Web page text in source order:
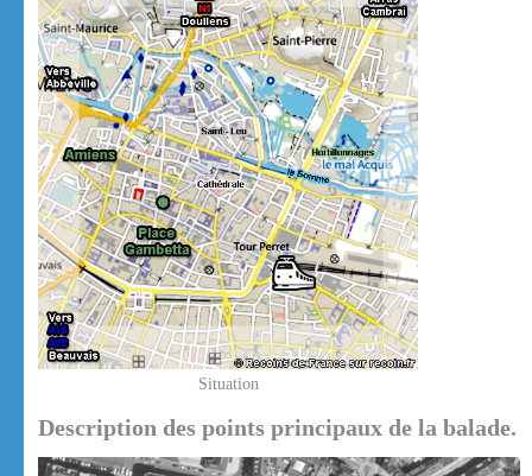
Situation
Description des points principaux de la balade.